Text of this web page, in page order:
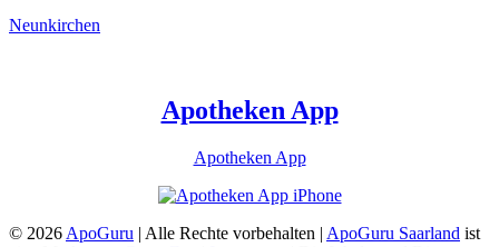
Neunkirchen
Apotheken App
Apotheken App
© 2026 ApoGuru | Alle Rechte vorbehalten | ApoGuru Saarland ist